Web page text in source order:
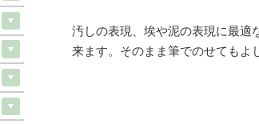
汚しの表現、埃や泥の表現に最適
来ます。そのまま筆でのせてもよ